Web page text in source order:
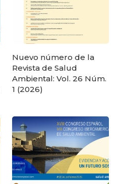
Nuevo número de la
Revista de Salud
Ambiental: Vol. 26 Núm.
1 (2026)